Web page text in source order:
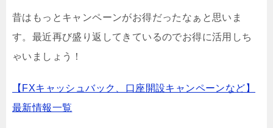
昔はもっとキャンペーンがお得だったなぁと思いま
す。最近再び盛り返してきているのでお得に活用しち
ゃいましょう！
【FXキャッシュバック、口座開設キャンペーンなど】
最新情報一覧